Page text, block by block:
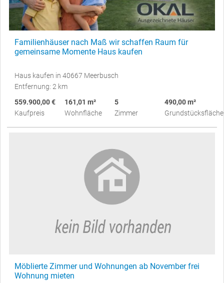
Familienhäuser nach Maß wir schaffen Raum für
gemeinsame Momente Haus kaufen
Haus kaufen in 40667 Meerbusch
Entfernung: 2 km
559.900,00 €
Kaufpreis
161,01 m²
Wohnfläche
5
Zimmer
490,00 m²
Grundstücksfläche
Möblierte Zimmer und Wohnungen ab November frei
Wohnung mieten